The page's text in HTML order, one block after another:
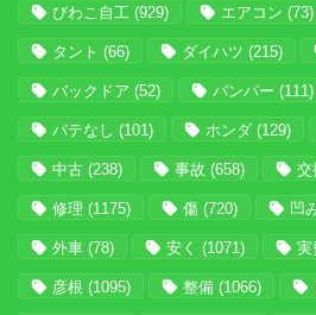
びわこ自工 (929) エアコン (73)
タント (66) ダイハツ (215)
バックドア (52) バンパー (111)
パテなし (101) ホンダ (129)
中古 (238) 事故 (658) 交
修理 (1175) 傷 (720) 凹
外車 (78) 安く (1071) 実
彦根 (1095) 整備 (1066)